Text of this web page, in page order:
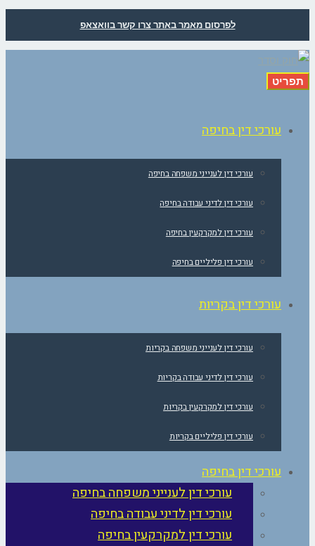
לפרסום מאמר באתר צרו קשר בוואצאפ
תפריט
עורכי דין בחיפה
עורכי דין לענייני משפחה בחיפה
עורכי דין לדיני עבודה בחיפה
עורכי דין למקרקעין בחיפה
עורכי דין פליליים בחיפה
עורכי דין בקריות
עורכי דין לענייני משפחה בקריות
עורכי דין לדיני עבודה בקריות
עורכי דין למקרקעין בקריות
עורכי דין פליליים בקריות
עורכי דין בחיפה
עורכי דין לענייני משפחה בחיפה
עורכי דין לדיני עבודה בחיפה
עורכי דין למקרקעין בחיפה